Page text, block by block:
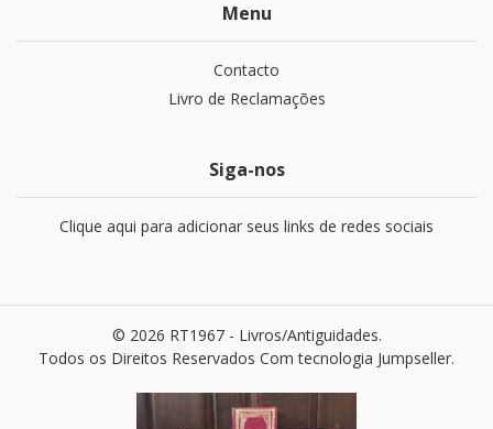
Menu
Contacto
Livro de Reclamações
Siga-nos
Clique aqui para adicionar seus links de redes sociais
© 2026 RT1967 - Livros/Antiguidades.
Todos os Direitos Reservados Com tecnologia Jumpseller.